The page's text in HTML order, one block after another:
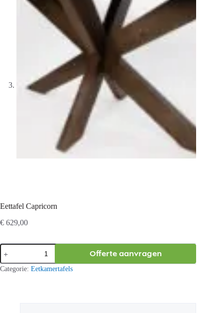
Eettafel Capricorn
€ 629,00
Eettafel
Capricorn
aantal
Offerte aanvragen
Categorie: Eetkamertafels